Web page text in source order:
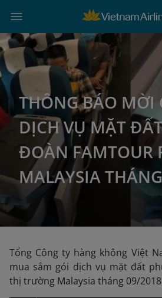
THÔNG BÁO MỜI
DỊCH VỤ MẶT
ĐOÀN FAMTOUR
MALAYSIA
Tổng Công ty hàng không Việt
mua sắm gói dịch vụ mặt đất
thị trường Malaysia tháng 09/